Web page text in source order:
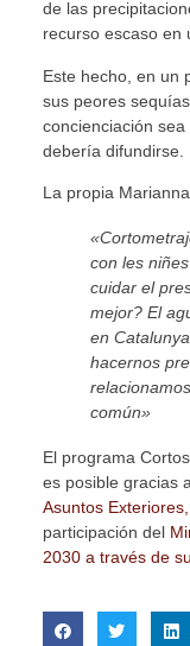
de las
recurso escaso en
Este hecho, en un
sus peores
concienciación
debería difundirse.
La propia
con les
cuidar el
mejor? El
en
hacernos
común»
El programa
es posible gracias
Asuntos
participación del
2030 a través de